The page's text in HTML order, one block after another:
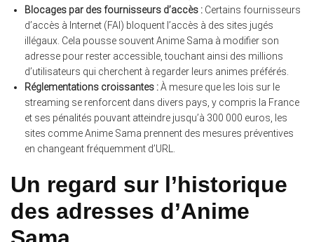
Blocages par des fournisseurs d’accès : Certains fournisseurs
d’accès à Internet (FAI) bloquent l’accès à des sites jugés
illégaux. Cela pousse souvent Anime Sama à modifier son
adresse pour rester accessible, touchant ainsi des millions
d’utilisateurs qui cherchent à regarder leurs animes préférés.
Réglementations croissantes :À mesure que les lois sur le
streaming se renforcent dans divers pays, y compris la France
et ses pénalités pouvant atteindre jusqu’à 300 000 euros, les
sites comme Anime Sama prennent des mesures préventives
en changeant fréquemment d’URL.
Un regard sur l’historique
des adresses d’Anime